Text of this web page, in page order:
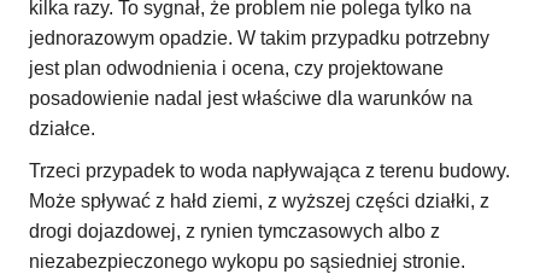
kilka razy. To sygnał, że problem nie polega tylko na
jednorazowym opadzie. W takim przypadku potrzebny
jest plan odwodnienia i ocena, czy projektowane
posadowienie nadal jest właściwe dla warunków na
działce.
Trzeci przypadek to woda napływająca z terenu budowy.
Może spływać z hałd ziemi, z wyższej części działki, z
drogi dojazdowej, z rynien tymczasowych albo z
niezabezpieczonego wykopu po sąsiedniej stronie.